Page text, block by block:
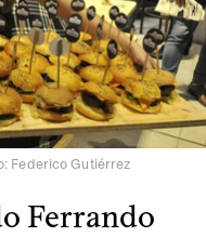
Federico Gutiérrez
Ferrando